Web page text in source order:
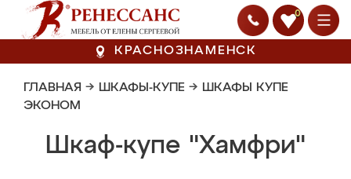
0
КРАСНОЗНАМЕНСК
ГЛАВНАЯ → ШКАФЫ-КУПЕ → ШКАФЫ КУПЕ
ЭКОНОМ
Шкаф-купе "Хамфри"